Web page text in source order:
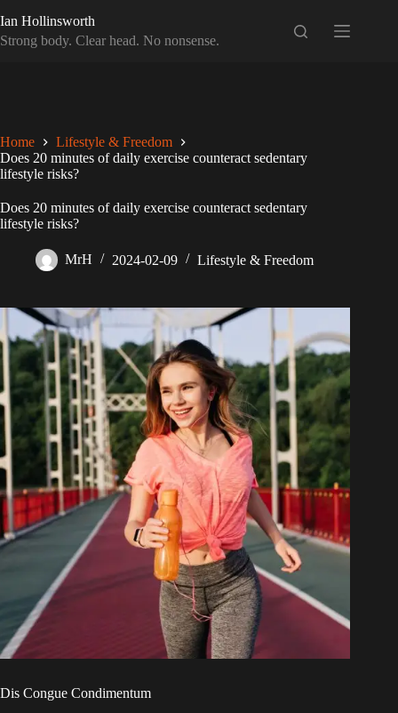
to
content
Ian Hollinsworth
Strong body. Clear head. No nonsense.
Home
Lifestyle & Freedom
Does 20 minutes of daily exercise counteract sedentary
lifestyle risks?
Does 20 minutes of daily exercise counteract sedentary
lifestyle risks?
MrH 2024-02-09 Lifestyle & Freedom
Dis Congue Condimentum